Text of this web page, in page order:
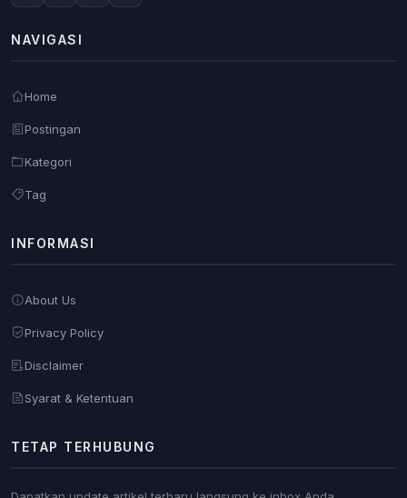
NAVIGASI
Home
Postingan
Kategori
Tag
INFORMASI
About Us
Privacy Policy
Disclaimer
Syarat & Ketentuan
TETAP TERHUBUNG